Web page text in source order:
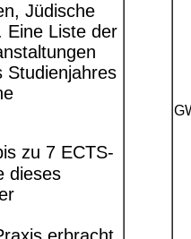
Jüdische
Eine Liste der
Studienjahres
zu 7 ECTS-
dieses